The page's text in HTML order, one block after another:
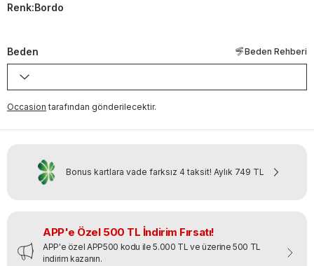
Renk:Bordo
Beden Beden Rehberi
Occasion tarafından gönderilecektir.
Bonus kartlara vade farksız 4 taksit! Aylık 749 TL
APP'e Özel 500 TL İndirim Fırsatı!
APP'e özel APP500 kodu ile 5.000 TL ve üzerine 500 TL
indirim kazanın.